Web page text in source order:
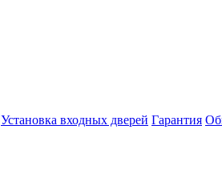
Установка входных дверей Гарантия